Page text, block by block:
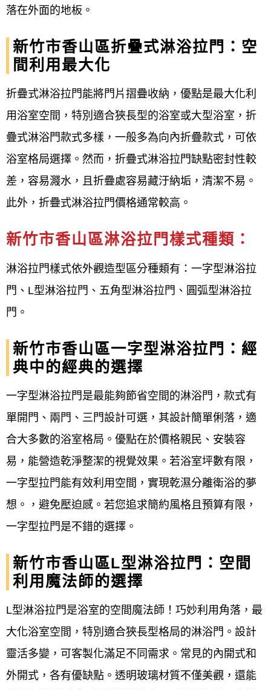
E-mail: win82015566@gmail.com
【新竹市香山區淋浴拉門維修宅急便/衛浴設
備】提供客戶完整的規劃及優良的服務。
新竹市香山區淋浴拉門/衛浴設備，更多優惠
請跟我們聯絡！
#新竹市香山區淋浴拉門 #新竹市香山區乾濕
分離 #新竹市香山區無框式淋浴門 #新竹市香
山區專業客製化 #新竹市香山區專業師傅施
設備 #新竹市香山區防水條 #新竹市香山區膠
條 #新竹市香山區磁條 #新竹市香山區檔水條
#新竹市香山區淋浴拉門防水條 #新竹市香山
區香北一路#寓見真鑀
落在外面的地板。
新竹市香山區折疊式淋浴拉門：空
間利用最大化
折疊式淋浴拉門能將門片摺疊收納，優點是最大化利
用浴室空間，特別適合狹長型的浴室或大型浴室，折
疊式淋浴門款式多樣，一般多為向內折疊款式，可依
浴室格局選擇。然而，折疊式淋浴拉門缺點密封性較
差，容易濺水，且折疊處容易藏汙納垢，清潔不易。
此外，折疊式淋浴拉門價格通常較高。
新竹市香山區淋浴拉門樣式種類：
淋浴拉門樣式依外觀造型區分種類有：一字型淋浴拉
門、L型淋浴拉門、五角型淋浴拉門、圓弧型淋浴拉
門。
新竹市香山區一字型淋浴拉門：經
典中的經典的選擇
一字型淋浴拉門是最能夠節省空間的淋浴門，款式有
單開門、兩門、三門設計可選，其設計簡單俐落，適
合大多數的浴室格局。優點在於價格親民、安裝容
易，能營造乾淨整潔的視覺效果。若浴室坪數有限，
一字型拉門能有效利用空間，實現乾濕分離衛浴的夢
想。，避免壓迫感。若您追求簡約風格且預算有限，
一字型拉門是不錯的選擇。
新竹市香山區L型淋浴拉門：空間
利用魔法師的選擇
L型淋浴拉門是浴室的空間魔法師！巧妙利用角落，最
大化浴室空間，特別適合狹長型格局的淋浴門。設計
靈活多變，可客製化滿足不同需求。常見的內開式和
外開式，各有優缺點。透明玻璃材質不僅美觀，還能